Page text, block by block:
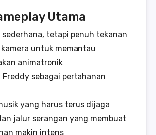
Utama
sederhana, tetapi penuh tekanan
untuk memantau
animatronik
Freddy sebagai pertahanan
yang harus terus dijaga
jalur serangan yang membuat
makin intens